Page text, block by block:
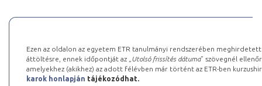
Ezen az oldalon az egyetem ETR tanulmányi rendszerében
áttöltésre, ennek időpontját az „ Utolsó frissítés dátuma” szövegnél
amelyekhez (akikhez) az adott félévben már történt az ETR-ben
karok honlapján tájékozódhat.